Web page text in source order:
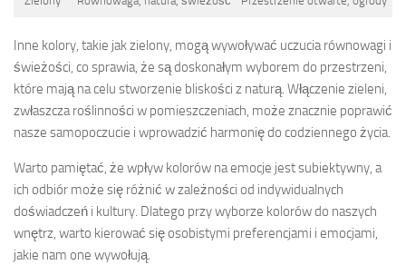
Inne kolory, takie jak zielony, mogą wywoływać uczucia równowagi i
świeżości, co sprawia, że są doskonałym wyborem do przestrzeni,
które mają na celu stworzenie bliskości z naturą. Włączenie zieleni,
zwłaszcza roślinności w pomieszczeniach, może znacznie poprawić
nasze samopoczucie i wprowadzić harmonię do codziennego życia.
Warto pamiętać, że wpływ kolorów na emocje jest subiektywny, a
ich odbiór może się różnić w zależności od indywidualnych
doświadczeń i kultury. Dlatego przy wyborze kolorów do naszych
wnętrz, warto kierować się osobistymi preferencjami i emocjami,
jakie nam one wywołują.